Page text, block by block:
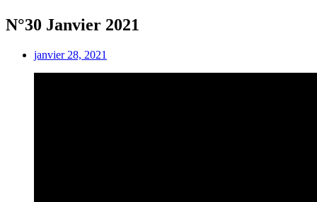
N°30 Janvier 2021
janvier 28, 2021